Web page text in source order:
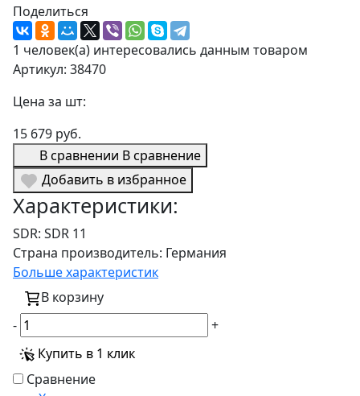
Поделиться
1 человек(а) интересовались данным товаром
Артикул: 38470
Цена за шт:
15 679 руб.
В сравнении В сравнение
Добавить в избранное
Характеристики:
SDR: SDR 11
Страна производитель: Германия
Больше характеристик
В корзину
-
+
Купить в 1 клик
Сравнение